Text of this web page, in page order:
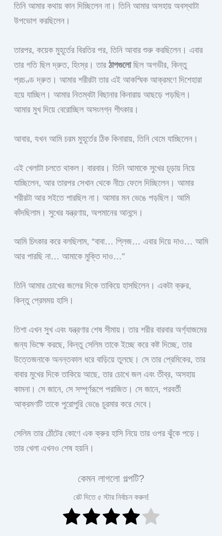
তিনি আমার কথায় কান দিচ্ছিলেন না। তিনি আমার অসহায় অবস্থাটা
উপভোগ করছিলেন।
তারপর, কয়েক মুহূর্তের বিরতির পর, তিনি আবার শুরু করছিলেন। এবার
তার গতি ছিল দ্রুত, হিংস্র। তার ঠাপগুলোছিল অগভীর, কিন্তু
প্রচণ্ড দ্রুত। আমার শরীরটা তার এই আকস্মিক আক্রমণে দিশেহারা
হয়ে যাচ্ছিল। আমার নিতম্বটা বিছানার কিনারায় আছড়ে পড়ছিল।
আমার মুখ দিয়ে বেরোচ্ছিল অসংলগ্ন শীৎকার।
আবার, যখন আমি চরম মুহূর্তের ঠিক কিনারায়, তিনি থেমে যাচ্ছিলেন।
এই খেলাটা চলতে থাকল। বারবার। তিনি আমাকে সুখের চূড়ায় নিয়ে
যাচ্ছিলেন, আর তারপর সেখান থেকে নীচে ফেলে দিচ্ছিলেন। আমার
শরীরটা আর সইতে পারছিল না। আমার মন ভেঙে পড়ছিল। আমি
কাঁদছিলাম। সুখের যন্ত্রণায়, অপমানের আনন্দে।
আমি চিৎকার করে বলছিলাম, “বাবা… প্লিজ… এবার দিয়ে দাও… আমি
আর পারছি না… আমাকে মুক্তি দাও…”
তিনি আমার চোখের জলের দিকে তাকিয়ে হাসছিলেন। একটা ক্রুর,
কিন্তু প্রেমময় হাসি।
তিশা এখন সুখ এবং যন্ত্রণার শেষ সীমায়। তার শরীর বারবার অর্গ্যাজমের
জন্য ভিক্ষে করছে, কিন্তু সেলিম তাকে ইচ্ছে করে কষ্ট দিচ্ছে, তার
উত্তেজনাকে অনন্তকাল ধরে বাড়িয়ে তুলছে। সে তার প্রেমিকের, তার
বাবার মুখের দিকে তাকিয়ে আছে, তার চোখে জল এবং তীব্র, অসহায়
কামনা। সে জানে, সে সম্পূর্ণরূপে পরাজিত। সে জানে, পরবর্তী
আক্রমণটি তাকে পুরোপুরি ভেঙে চুরমার করে দেবে।
সেলিম তার ঠোঁটের কোণে এক ক্রুর হাসি নিয়ে তার ওপর ঝুঁকে পড়ে।
তার খেলা এখনও শেষ হয়নি।
কেমন লাগলো গল্পটি?
রেট দিতে ৫ স্টার নির্বাচন করুন!